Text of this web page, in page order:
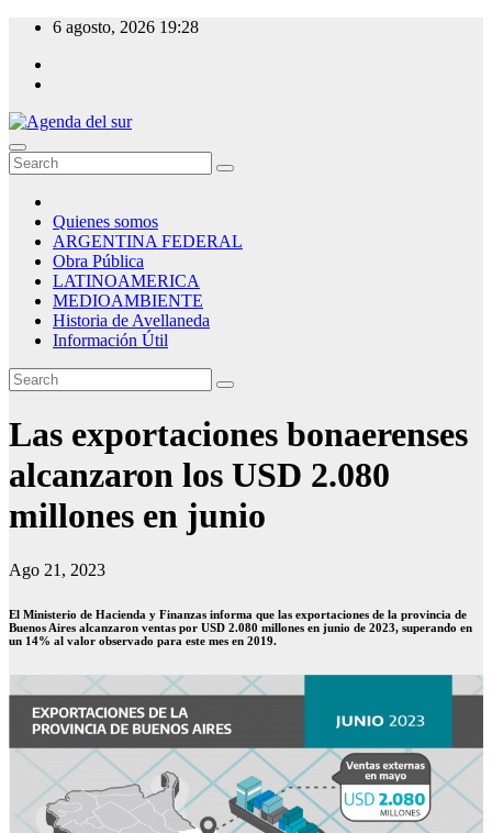
Skip
content
6 agosto, 2026 19:28
Agenda del sur
Quienes somos
ARGENTINA FEDERAL
Obra Pública
LATINOAMERICA
MEDIOAMBIENTE
Historia de Avellaneda
Información Útil
Las exportaciones bonaerenses
alcanzaron los USD 2.080
millones en junio
Ago 21, 2023
El Ministerio de Hacienda y Finanzas informa que las exportaciones de la provincia de
Buenos Aires alcanzaron ventas por USD 2.080 millones en junio de 2023, superando en
un 14% al valor observado para este mes en 2019.